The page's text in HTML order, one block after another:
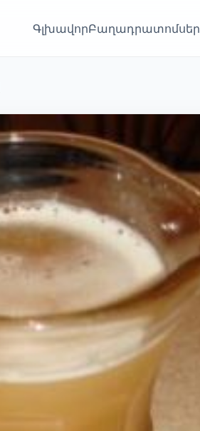
ԳլխավորԲաղադրատոմսեր